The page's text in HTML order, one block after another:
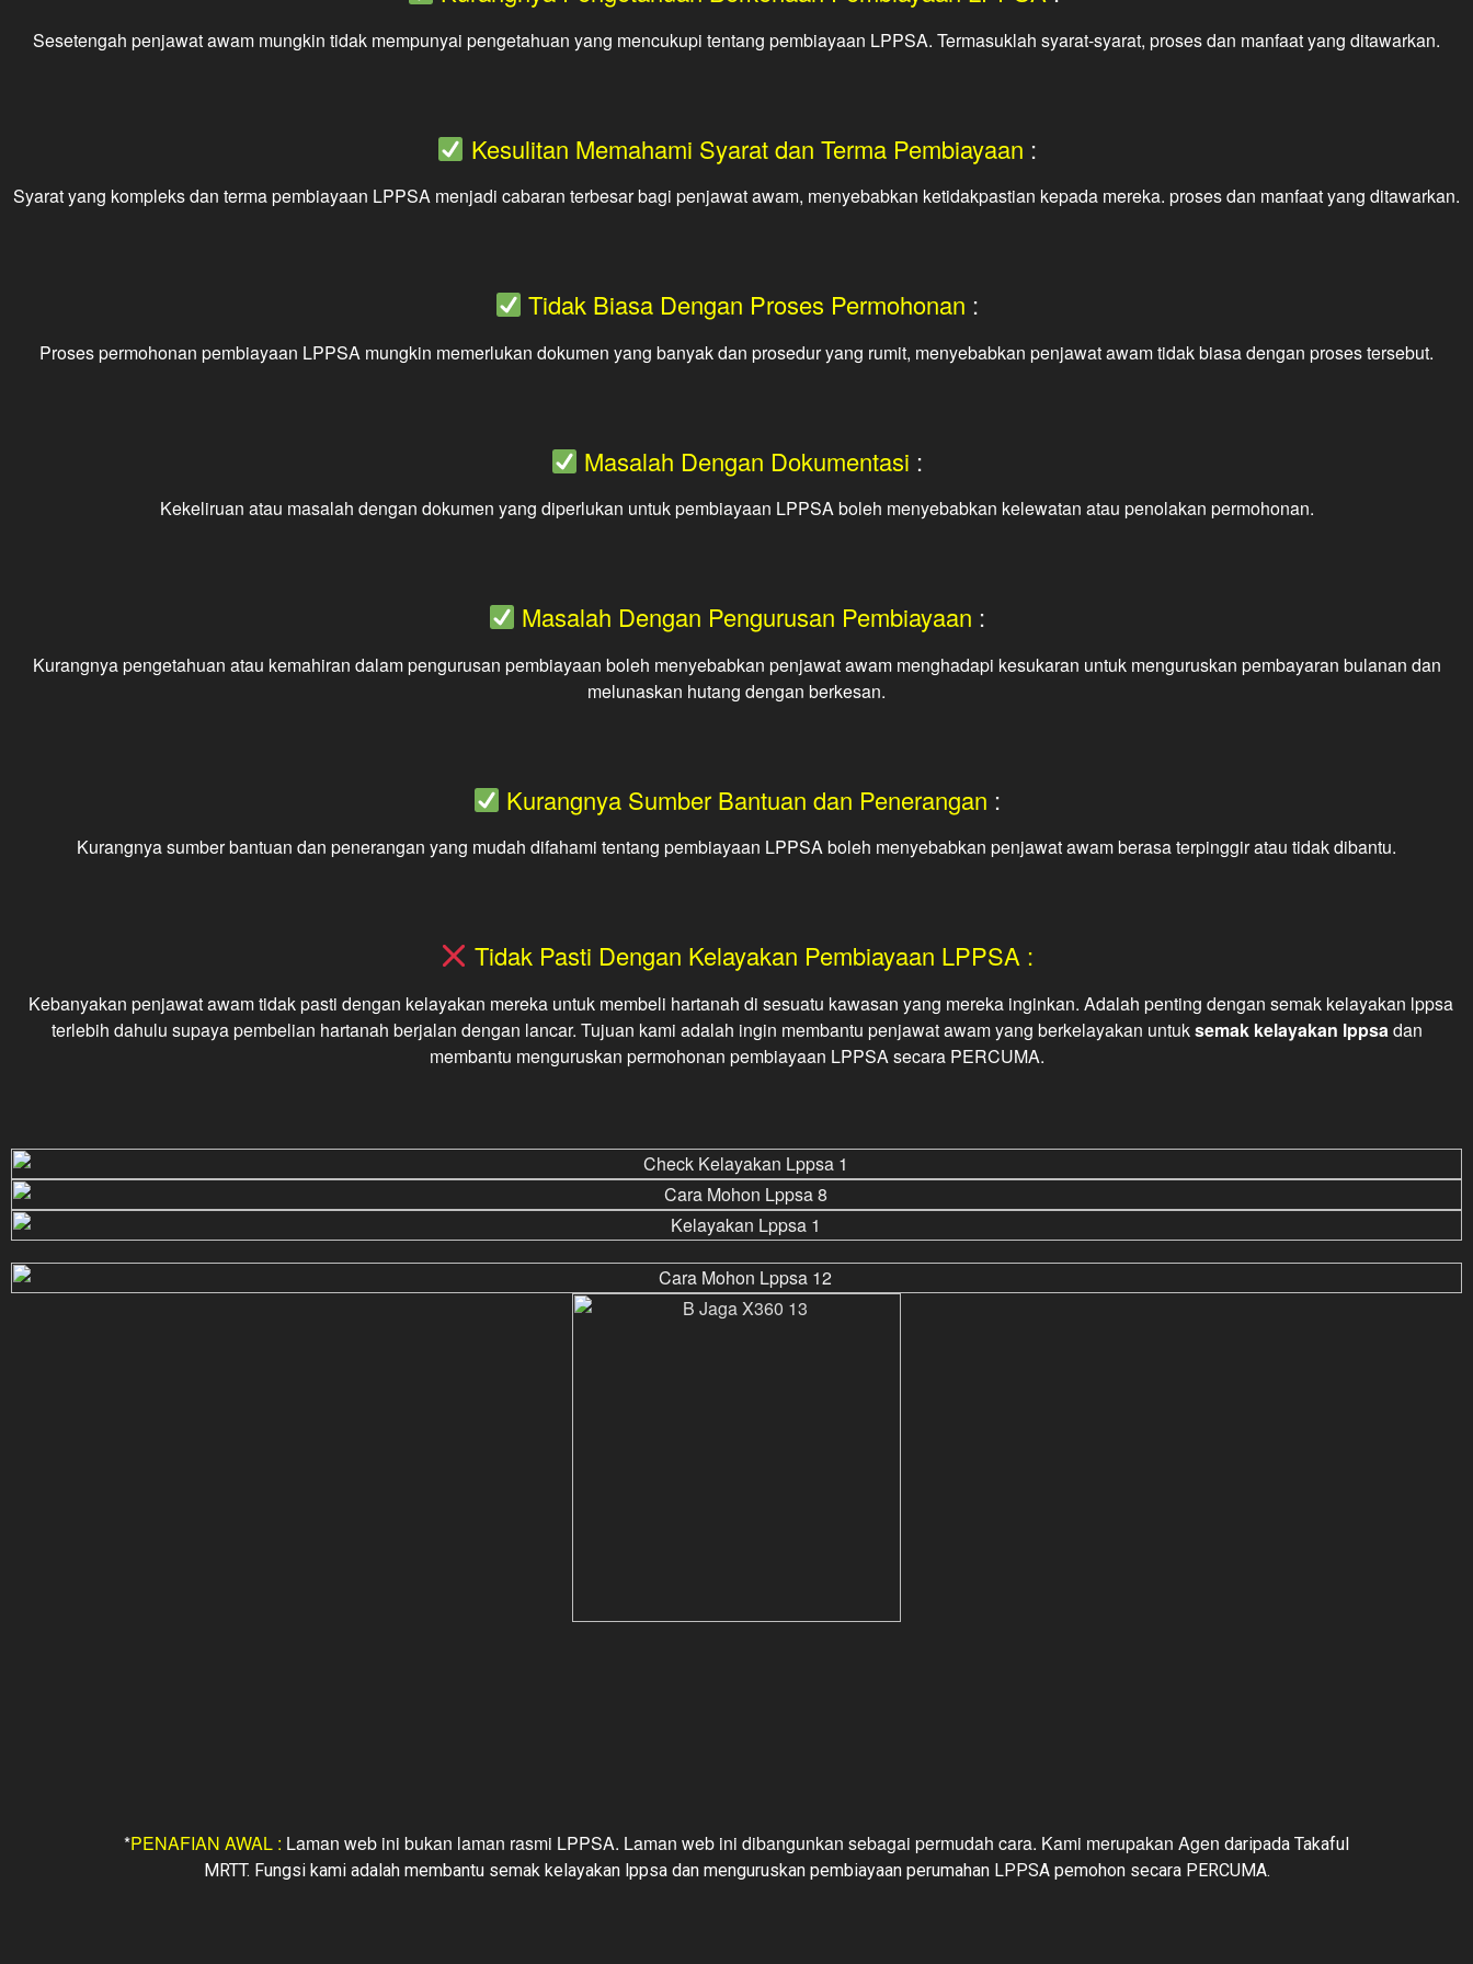
Sesetengah penjawat awam mungkin tidak mempunyai pengetahuan yang mencukupi tentang pembiayaan LPPSA. Termasuklah syarat-syarat, proses dan manfaat yang ditawarkan.
Kesulitan Memahami Syarat dan Terma Pembiayaan :
Syarat yang kompleks dan terma pembiayaan LPPSA menjadi cabaran terbesar bagi penjawat awam, menyebabkan ketidakpastian kepada mereka. proses dan manfaat yang ditawarkan.
Tidak Biasa Dengan Proses Permohonan :
Proses permohonan pembiayaan LPPSA mungkin memerlukan dokumen yang banyak dan prosedur yang rumit, menyebabkan penjawat awam tidak biasa dengan proses tersebut.
Masalah Dengan Dokumentasi :
Kekeliruan atau masalah dengan dokumen yang diperlukan untuk pembiayaan LPPSA boleh menyebabkan kelewatan atau penolakan permohonan.
Masalah Dengan Pengurusan Pembiayaan :
Kurangnya pengetahuan atau kemahiran dalam pengurusan pembiayaan boleh menyebabkan penjawat awam menghadapi kesukaran untuk menguruskan pembayaran bulanan dan
melunaskan hutang dengan berkesan.
Kurangnya Sumber Bantuan dan Penerangan :
Kurangnya sumber bantuan dan penerangan yang mudah difahami tentang pembiayaan LPPSA boleh menyebabkan penjawat awam berasa terpinggir atau tidak dibantu.
Tidak Pasti Dengan Kelayakan Pembiayaan LPPSA :
Kebanyakan penjawat awam tidak pasti dengan kelayakan mereka untuk membeli hartanah di sesuatu kawasan yang mereka inginkan. Adalah penting dengan semak kelayakan lppsa
terlebih dahulu supaya pembelian hartanah berjalan dengan lancar. Tujuan kami adalah ingin membantu penjawat awam yang berkelayakan untuksemak kelayakan lppsa dan
membantu menguruskan permohonan pembiayaan LPPSA secara PERCUMA.
*PENAFIAN AWAL : Laman web ini bukan laman rasmi LPPSA. Laman web ini dibangunkan sebagai permudah cara. Kami merupakan Agen daripada Takaful
MRTT. Fungsi kami adalah membantu semak kelayakan lppsa dan menguruskan pembiayaan perumahan LPPSA pemohon secara PERCUMA.